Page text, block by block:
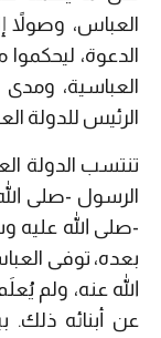
العباس، وصولاً
الدعوة، ليحكموا
العباسية، ومدى
الرئيس للدولة
تنتسب الدولة
الرسول -صلى
-صلى الله عليه
بعده، توفى
الله عنه، ولم
عن أبنائه ذلك.